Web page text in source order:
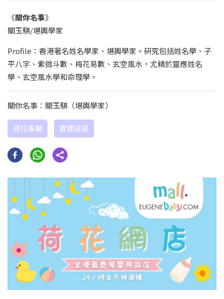
《關你名事》
關玉騏/堪輿學家
Profile：香港著名姓名學家、堪輿學家。研究包括姓名學、子
平八字、紫微斗數、梅花易數、玄空風水，尤精於靈應姓名
學、玄空風水學和命理學。
關你名事：關玉騏（堪輿學家）
荷花專欄 寶寶成長